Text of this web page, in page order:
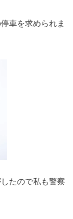
車を求められま
たので私も警察